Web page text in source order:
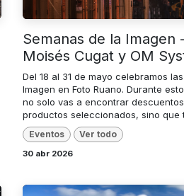
Semanas de la Imagen
Moisés Cugat y OM
Del 18 al 31 de mayo celebramos
Imagen en Foto Ruano. Durante
no solo vas a encontrar
productos seleccionados, sino que
Eventos Ver todo
30 abr 2026